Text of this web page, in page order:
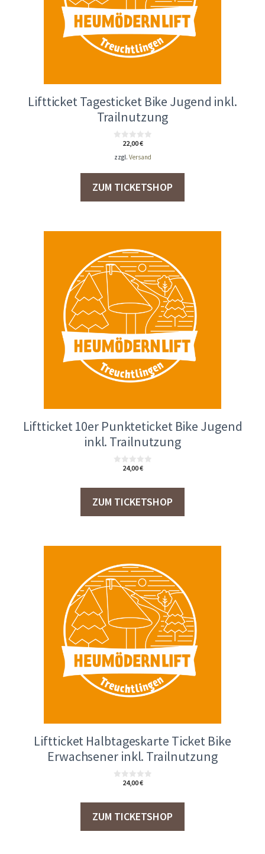
Liftticket Tagesticket Bike Jugend inkl.
Trailnutzung
o
5
22,00€
zzgl. Versand
ZUM TICKETSHOP
Liftticket 10er Punkteticket Bike Jugend
inkl. Trailnutzung
5
24,00€
ZUM TICKETSHOP
Liftticket Halbtageskarte Ticket Bike
Erwachsener inkl. Trailnutzung
5
24,00€
ZUM TICKETSHOP